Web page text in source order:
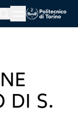
Menu button
DI S.